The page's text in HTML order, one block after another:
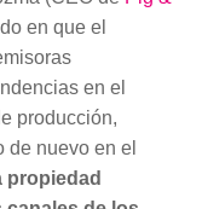
en que el
en el
producción,
de nuevo en el
propiedad